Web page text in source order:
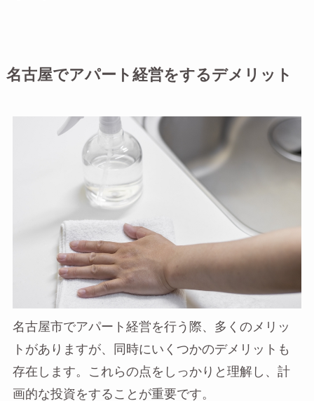
名古屋でアパート経営をするデメリット
名古屋市でアパート経営を行う際、多くのメリッ
トがありますが、同時にいくつかのデメリットも
存在します。これらの点をしっかりと理解し、計
画的な投資をすることが重要です。